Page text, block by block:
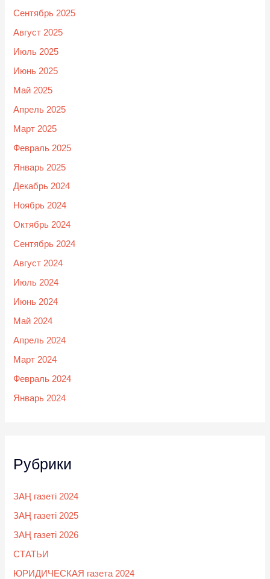
Сентябрь 2025
Август 2025
Июль 2025
Июнь 2025
Май 2025
Апрель 2025
Март 2025
Февраль 2025
Январь 2025
Декабрь 2024
Ноябрь 2024
Октябрь 2024
Сентябрь 2024
Август 2024
Июль 2024
Июнь 2024
Май 2024
Апрель 2024
Март 2024
Февраль 2024
Январь 2024
Рубрики
ЗАҢ газеті 2024
ЗАҢ газеті 2025
ЗАҢ газеті 2026
СТАТЬИ
ЮРИДИЧЕСКАЯ газета 2024